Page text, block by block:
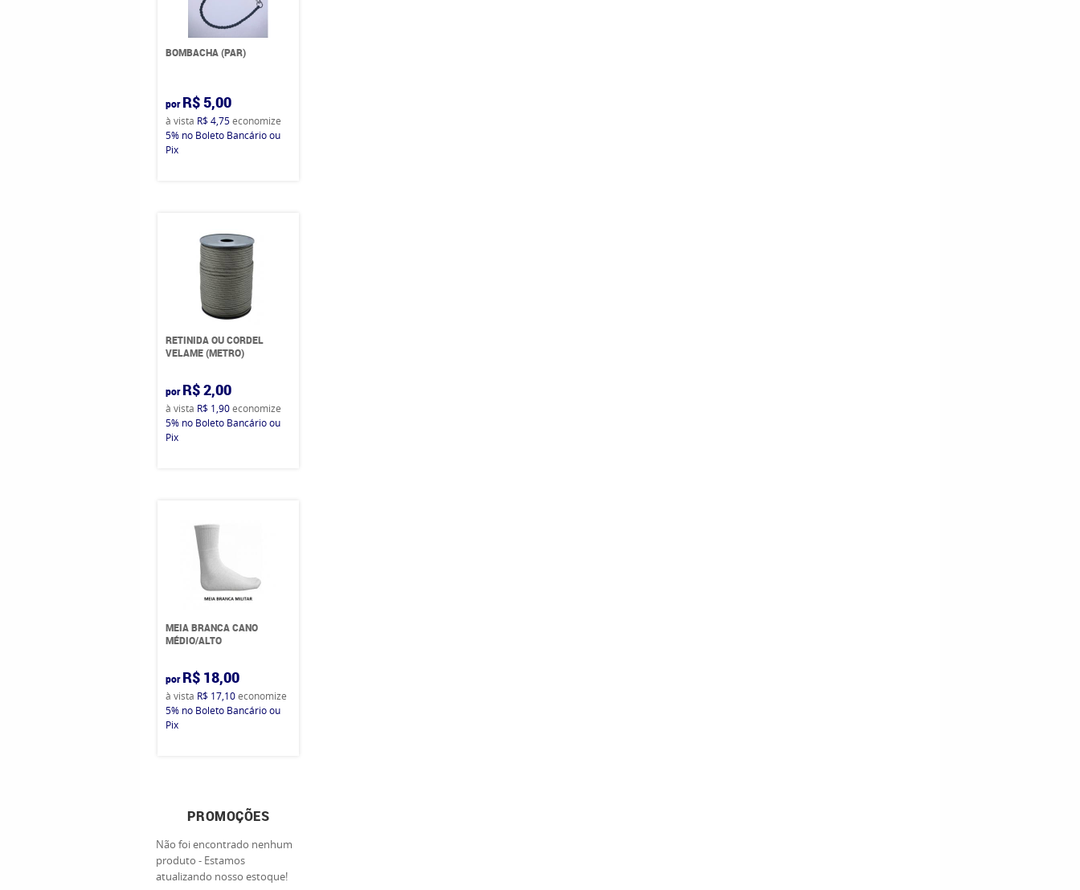
BOMBACHA (PAR)
por R$ 5,00
à vista R$ 4,75economize
5% no Boleto Bancário ou
Pix
RETINIDA OU CORDEL
VELAME (METRO)
por R$ 2,00
à vista R$ 1,90economize
5% no Boleto Bancário ou
Pix
MEIA BRANCA CANO
MÉDIO/ALTO
por R$ 18,00
à vista R$ 17,10economize
5% no Boleto Bancário ou
Pix
PROMOÇÕES
Não foi encontrado nenhum
produto - Estamos
atualizando nosso estoque!